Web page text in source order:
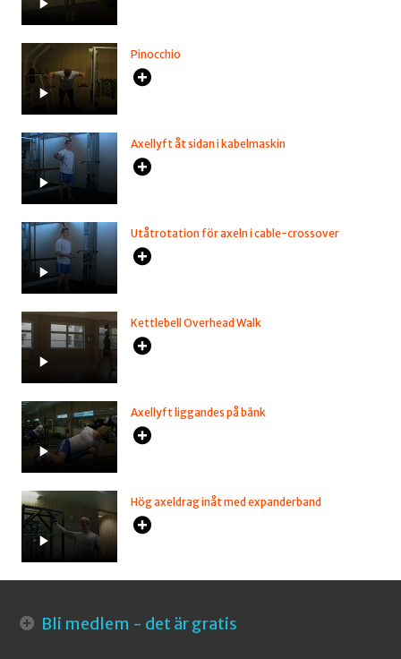
Pinocchio
Axellyft åt sidan i kabelmaskin
Utåtrotation för axeln i cable-crossover
Kettlebell Overhead Walk
Axellyft liggandes på bänk
Hög axeldrag inåt med expanderband
Bli medlem - det är gratis